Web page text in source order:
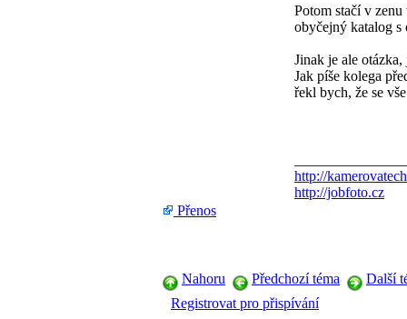
Potom stačí v
obyčejný katalog s
Jinak je ale
Jak píše kolega
řekl bych, že se
http://
http://jobfoto.cz
Přenos
Nahoru Předchozí téma
Další
Registrovat pro přispívání